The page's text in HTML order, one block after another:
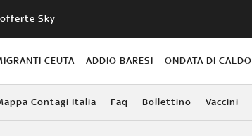
Sky
CEUTA ADDIO BARESI ONDATA DI CALDO
Contagi Italia Faq Bollettino Vaccini